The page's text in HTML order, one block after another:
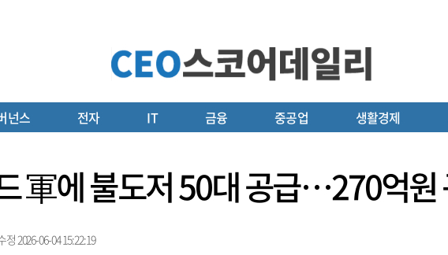
넌스 전자 IT 금융 중공업 생활경제
軍에 불도저 50대 공급…270억원
정 2026-06-04 15:22:19